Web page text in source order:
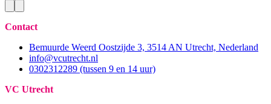
Contact
Bemuurde Weerd Oostzijde 3, 3514 AN Utrecht, Nederland
info@vcutrecht.nl
0302312289 (tussen 9 en 14 uur)
VC Utrecht